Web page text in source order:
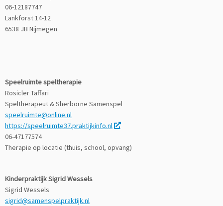
06-12187747
Lankforst 14-12
6538 JB Nijmegen
Speelruimte speltherapie
Rosicler Taffari
Speltherapeut & Sherborne Samenspel
speelruimte@online.nl
https://speelruimte37.praktijkinfo.nl
06-47177574
Therapie op locatie (thuis, school, opvang)
Kinderpraktijk Sigrid Wessels
Sigrid Wessels
sigrid@samenspelpraktijk.nl